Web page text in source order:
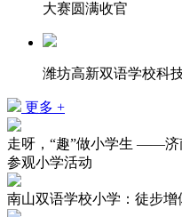
大赛圆满收官
潍坊高新双语学校科
更多 +
走呀，“趣”做小学生 ——济
参观小学活动
南山双语学校小学：徒步增